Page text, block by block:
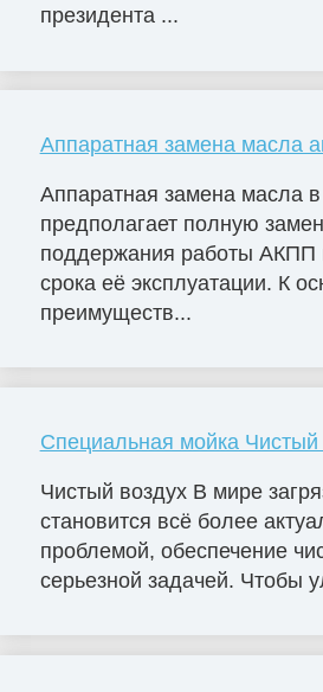
президента ...
Аппаратная замена масла
Аппаратная замена масла
предполагает полную
поддержания работы АКПП
срока её эксплуатации. К
преимуществ...
Специальная мойка Чистый
Чистый воздух В мире
становится всё более
проблемой, обеспечение
серьезной задачей. Чтобы